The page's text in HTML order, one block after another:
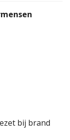
bij brand